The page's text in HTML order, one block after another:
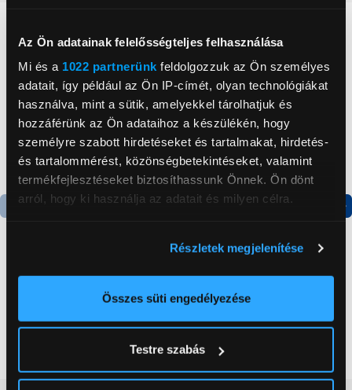
Az Ön adatainak felelősségteljes felhasználása
Mi és a 1022 partnerünk feldolgozzuk az Ön személyes
adatait, így például az Ön IP-címét, olyan technológiákat
használva, mint a sütik, amelyekkel tárolhatjuk és
hozzáférünk az Ön adataihoz a készülékén, hogy
személyre szabott hirdetéseket és tartalmakat, hirdetés-
és tartalommérést, közönségbetekintéseket, valamint
termékfejlesztéseket biztosíthassunk Önnek. Ön dönt
arról, hogy ki használja az adatait és milyen célra.
elhelyezkedéséről pár méteres pontossággal
Az Ön készülékén beazonosítása annak konkrét
módjairól és adja meg preferenciáit aRészletek
pontban. Bármikor módosíthatja vagy visszavonhatja a
Részletek megjelenítése
Összes süti engedélyezése
Testre szabás
by side hűtőszekrény
Alulfagyasztós